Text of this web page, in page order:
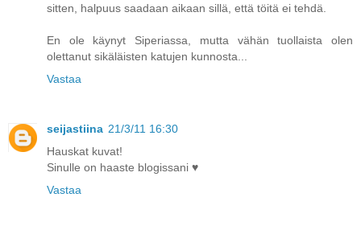
sitten, halpuus saadaan aikaan sillä, että töitä ei tehdä.
En ole käynyt Siperiassa, mutta vähän tuollaista olen
olettanut sikäläisten katujen kunnosta...
Vastaa
seijastiina 21/3/11 16:30
Hauskat kuvat!
Sinulle on haaste blogissani ♥
Vastaa